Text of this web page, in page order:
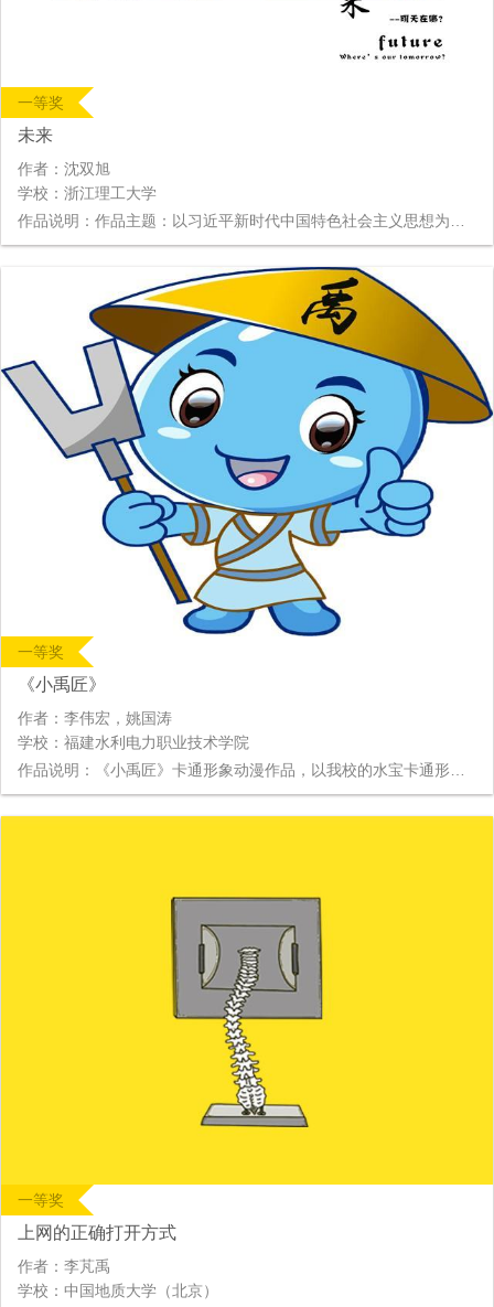
一等奖
未来
作者：沈双旭
学校：浙江理工大学
一等奖
《小禹匠》
作者：李伟宏，姚国涛
学校：福建水利电力职业技术学院
一等奖
上网的正确打开方式
作者：李芃禹
学校：中国地质大学（北京）